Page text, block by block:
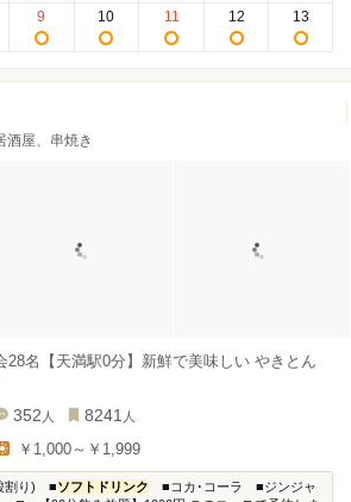
9 10 11 12 13
酒屋、串焼き
28名【天満駅0分】新鮮で美味しい やきとん
352 人 8241 人
￥1,000～￥1,999
割り) ■ソフトドリンク ■コカ･コーラ ■ジンジャ